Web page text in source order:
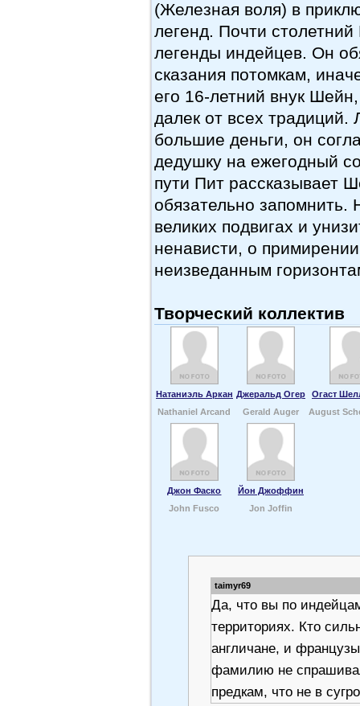
(Железная воля) в
легенд. Почти
легенды индейцев. Он
сказания потомкам,
его 16-летний внук
далек от всех
большие деньги, он
дедушку на ежегодный
пути Пит рассказывает
обязательно запомнить.
великих подвигах и
ненависти, о
неизведанным
Творческий коллектив
Натаниэль Аркан Джеральд Огер
Огаст
Nathaniel Arcand
Gerald Auger August
Джон Фаско
Йон Джоффин
John Fusco
Jon Joffin
taimyr69
Да, что вы по
территориях. Кто
англичане, и
фамилию не
предкам, что не в